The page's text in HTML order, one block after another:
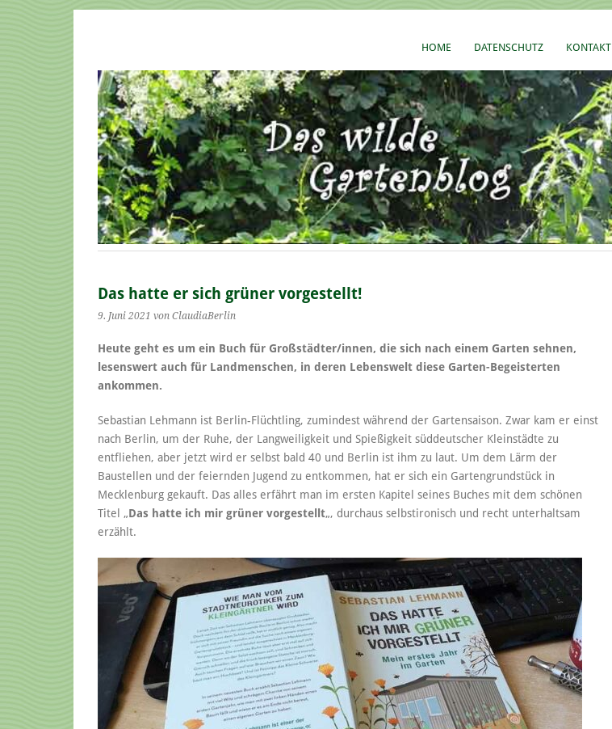
HOME DATENSCHUTZ KONTAKT
Das hatte er sich grüner vorgestellt!
9. Juni 2021 von ClaudiaBerlin
Heute geht es um ein Buch für Großstädter/innen, die sich nach einem Garten sehnen,
lesenswert auch für Landmenschen, in deren Lebenswelt diese Garten-Begeisterten
ankommen.
Sebastian Lehmann ist Berlin-Flüchtling, zumindest während der Gartensaison. Zwar kam er einst
nach Berlin, um der Ruhe, der Langweiligkeit und Spießigkeit süddeutscher Kleinstädte zu
entfliehen, aber jetzt wird er selbst bald 40 und Berlin ist ihm zu laut. Um dem Lärm der
Baustellen und der feiernden Jugend zu entkommen, hat er sich ein Gartengrundstück in
Mecklenburg gekauft. Das alles erfährt man im ersten Kapitel seines Buches mit dem schönen
Titel „Das hatte ich mir grüner vorgestellt„, durchaus selbstironisch und recht unterhaltsam
erzählt.